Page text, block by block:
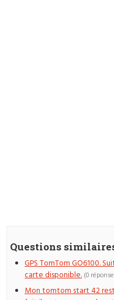
Questions
GPS TomTom GO6100.
carte disponible. (0
Mon tomtom start 42